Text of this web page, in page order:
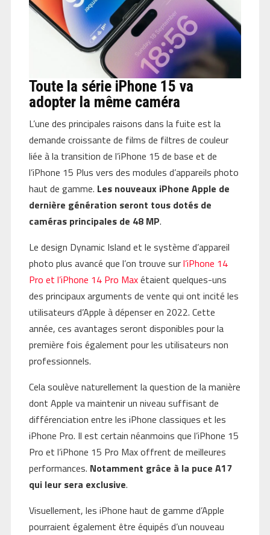
Toute la série iPhone 15 va
adopter la même caméra
L’une des principales raisons dans la fuite est la
demande croissante de films de filtres de couleur
liée à la transition de l’iPhone 15 de base et de
l’iPhone 15 Plus vers des modules d’appareils photo
haut de gamme. Les nouveaux iPhone Apple de
dernière génération seront tous dotés de
caméras principales de 48 MP.
Le design Dynamic Island et le système d’appareil
photo plus avancé que l’on trouve surl’iPhone 14
Pro et l’iPhone 14 Pro Maxétaient quelques-uns
des principaux arguments de vente qui ont incité les
utilisateurs d’Apple à dépenser en 2022. Cette
année, ces avantages seront disponibles pour la
première fois également pour les utilisateurs non
professionnels.
Cela soulève naturellement la question de la manière
dont Apple va maintenir un niveau suffisant de
différenciation entre les iPhone classiques et les
iPhone Pro. Il est certain néanmoins que l’iPhone 15
Pro et l’iPhone 15 Pro Max offrent de meilleures
performances. Notamment grâce à la puce A17
qui leur sera exclusive.
Visuellement, les iPhone haut de gamme d’Apple
pourraient également être équipés d’un nouveau